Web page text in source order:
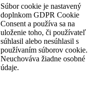
Súbor cookie je nastavený
doplnkom GDPR Cookie
Consent a používa sa na
uloženie toho, či používateľ
súhlasil alebo nesúhlasil s
používaním súborov cookie.
Neuchováva žiadne osobné
údaje.